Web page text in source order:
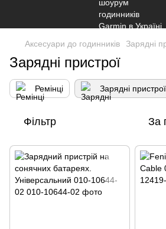
Аксесуари до годинників Заряднi
Заряднi пристрої
Ремiнцi Заряднi пристрої
Фільтр За